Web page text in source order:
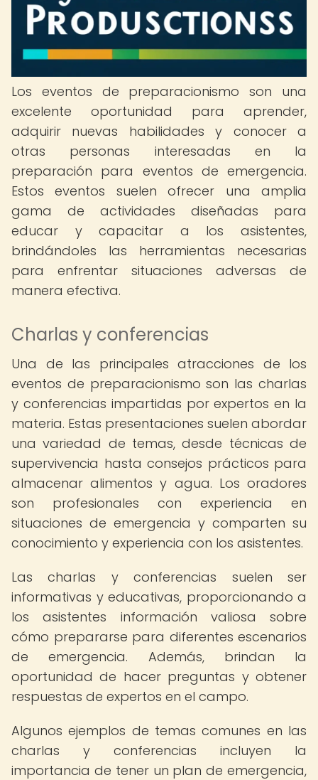
Los eventos de preparacionismo son una
excelente oportunidad para aprender,
adquirir nuevas habilidades y conocer a
otras personas interesadas en la
preparación para eventos de emergencia.
Estos eventos suelen ofrecer una amplia
gama de actividades diseñadas para
educar y capacitar a los asistentes,
brindándoles las herramientas necesarias
para enfrentar situaciones adversas de
manera efectiva.
Charlas y conferencias
Una de las principales atracciones de los
eventos de preparacionismo son las charlas
y conferencias impartidas por expertos en la
materia. Estas presentaciones suelen abordar
una variedad de temas, desde técnicas de
supervivencia hasta consejos prácticos para
almacenar alimentos y agua. Los oradores
son profesionales con experiencia en
situaciones de emergencia y comparten su
conocimiento y experiencia con los asistentes.
Las charlas y conferencias suelen ser
informativas y educativas, proporcionando a
los asistentes información valiosa sobre
cómo prepararse para diferentes escenarios
de emergencia. Además, brindan la
oportunidad de hacer preguntas y obtener
respuestas de expertos en el campo.
Algunos ejemplos de temas comunes en las
charlas y conferencias incluyen la
importancia de tener un plan de emergencia,